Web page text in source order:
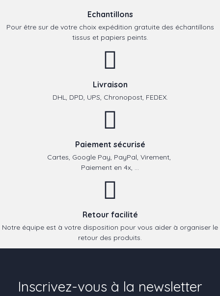
Echantillons
Pour être sur de votre choix expédition gratuite des échantillons
tissus et papiers peints.
Livraison
DHL, DPD, UPS, Chronopost, FEDEX.
Paiement sécurisé
Cartes, Google Pay, PayPal, Virement,
Paiement en 4x, ...
Retour facilité
Notre équipe est à votre disposition pour vous aider à organiser le
retour des produits.
Inscrivez-vous à la newsletter